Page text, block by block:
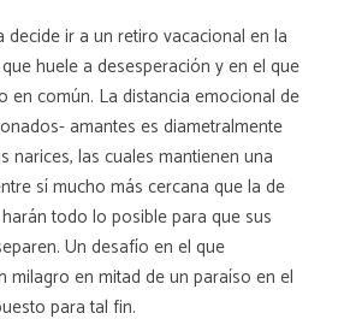
decide ir a un retiro vacacional en la
huele a desesperación y en el que
en común. La distancia emocional de
amantes es diametralmente
narices, las cuales mantienen una
sí mucho más cercana que la de
todo lo posible para que sus
Un desafío en el que
milagro en mitad de un paraíso en el
para tal fin.